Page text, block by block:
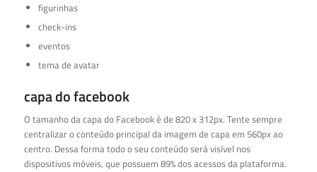
figurinhas
check-ins
eventos
tema de avatar
capa do facebook
O tamanho da capa do Facebook é de 820 x 312px. Tente sempre
centralizar o conteúdo principal da imagem de capa em 560px ao
centro. Dessa forma todo o seu conteúdo será visível nos
dispositivos móveis, que possuem 89% dos acessos da plataforma.